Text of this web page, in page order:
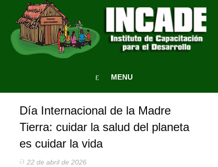
MENU
Día Internacional de la Madre
Tierra: cuidar la salud del planeta
es cuidar la vida
22 de abril de 2026